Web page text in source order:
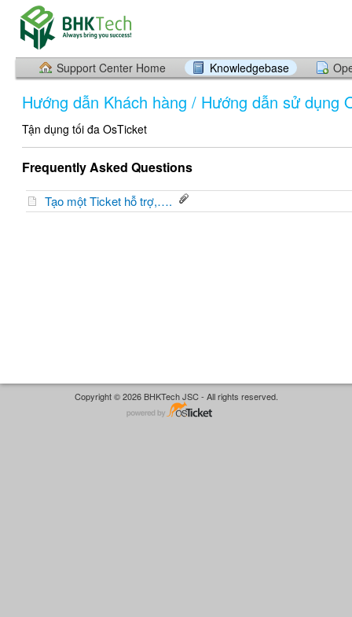
Support Center Home Knowledgebase
Hướng dẫn Khách hàng / Hướng dẫn sử dụng
Tận dụng tối đa OsTicket
Frequently Asked Questions
Tạo một Ticket hỗ trợ,….
Copyright © 2026 BHKTech JSC - All rights reserved.